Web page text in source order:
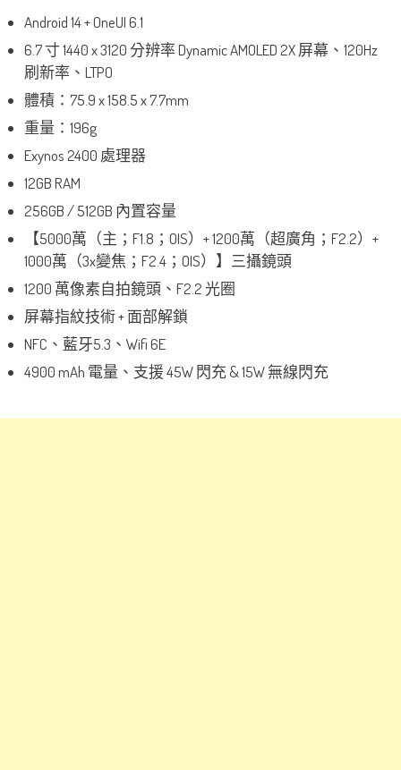
Android 14 + OneUI 6.1
6.7 寸 1440 x 3120 分辨率 Dynamic AMOLED 2X 屏幕、120Hz
刷新率、LTPO
體積：75.9 x 158.5 x 7.7mm
重量：196g
Exynos 2400 處理器
12GB RAM
256GB / 512GB 內置容量
【5000萬（主；F1.8；OIS）+ 1200萬（超廣角；F2.2）+
1000萬（3x變焦；F2.4；OIS）】三攝鏡頭
1200 萬像素自拍鏡頭、F2.2 光圈
屏幕指紋技術 + 面部解鎖
NFC、藍牙5.3、Wifi 6E
4900 mAh 電量、支援 45W 閃充 & 15W 無線閃充